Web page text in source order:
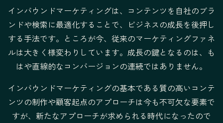
インバウンドマーケティングは、コンテンツを自社のブラ
ンドや検索に最適化することで、ビジネスの成長を後押し
する手法です。ところが今、従来のマーケティングファネ
ルは大きく様変わりしています。成長の鍵となるのは、も
はや直線的なコンバージョンの連続ではありません。
インバウンドマーケティングの基本である質の高いコンテ
ンツの制作や顧客起点のアプローチは今も不可欠な要素で
すが、新たなアプローチが求められる時代になったので